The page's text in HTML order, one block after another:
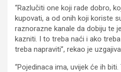
“Razlučiti one koji rade dobro,
kupovati, a od onih koji koriste
raznorazne kanale da dobiju te
kazniti. I to treba naći i ako
treba napraviti”, rekao je
“Pojedinaca ima, uvijek će ih